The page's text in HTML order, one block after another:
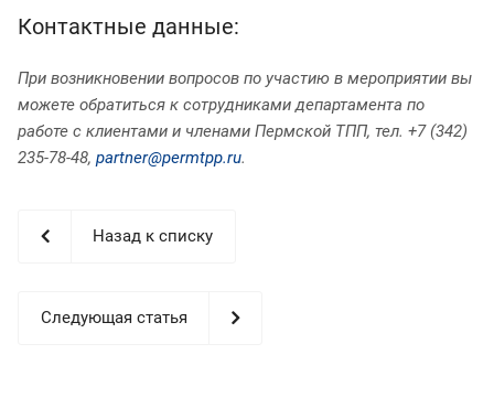
Контактные данные:
При возникновении вопросов по участию в мероприятии вы
можете обратиться к сотрудниками департамента по
работе с клиентами и членами Пермской ТПП, тел. +7 (342)
235-78-48, partner@permtpp.ru.
Назад к списку
Следующая статья